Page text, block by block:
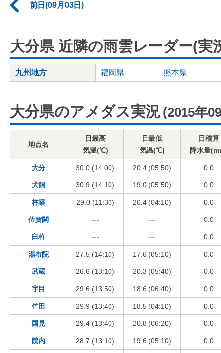
前日(09月03日)
大分県 近隣の雨雲レーダー(実
九州地方 福岡県 熊本県
大分県のアメダス実況 (2015年
地点名
日最高
気温(℃)
日最低
気温(℃)
日積算
降水量
大分 30.0 (14:00) 20.4 (05:50) 0.0
犬飼 30.9 (14:10) 19.0 (05:50) 0.0
杵築 29.0 (11:30) 20.4 (04:10) 0.0
佐賀関 --- --- 0.0
臼杵 --- --- 0.0
湯布院 27.5 (14:10) 17.6 (05:10) 0.0
武蔵 26.6 (13:10) 20.3 (05:40) 0.0
宇目 29.6 (13:50) 18.6 (06:40) 0.0
竹田 29.9 (13:40) 18.5 (04:10) 0.0
国見 29.4 (13:40) 20.8 (06:20) 0.0
院内 28.7 (13:10) 19.6 (05:10) 0.0